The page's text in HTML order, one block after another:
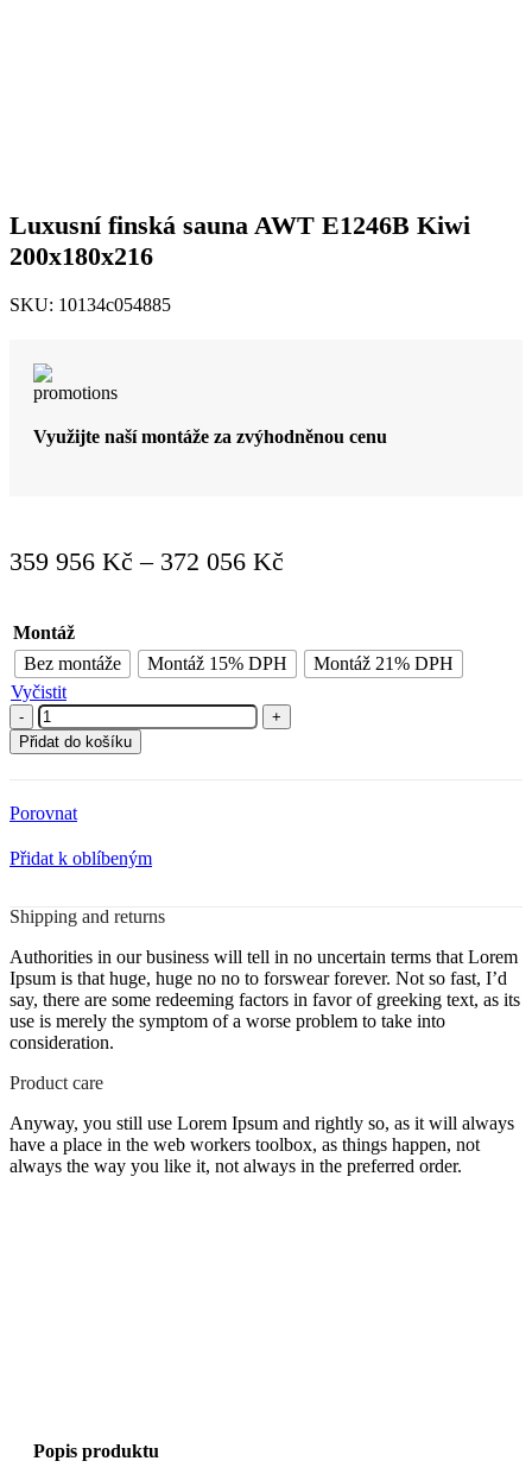
Luxusní finská sauna AWT E1246B Kiwi
200x180x216
SKU: 10134c054885
Využijte naší montáže za zvýhodněnou cenu
359 956 Kč – 372 056 Kč
956 Kč
až
372
Montáž
Bez montáže
Montáž 15% DPH
Montáž 21% DPH
Vyčistit
Luxusní
finská
sauna
Kiwi
množství
Přidat do košíku
Porovnat
Přidat k oblíbeným
Shipping and returns
Authorities in our business will tell in no uncertain terms that Lorem
Ipsum is that huge, huge no no to forswear forever. Not so fast, I’d
say, there are some redeeming factors in favor of greeking text, as its
use is merely the symptom of a worse problem to take into
consideration.
Product care
Anyway, you still use Lorem Ipsum and rightly so, as it will always
have a place in the web workers toolbox, as things happen, not
always the way you like it, not always in the preferred order.
Popis produktu